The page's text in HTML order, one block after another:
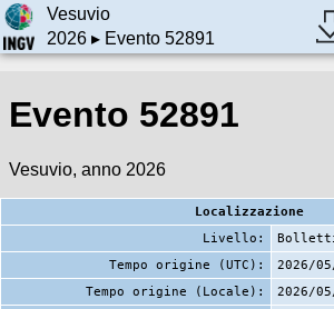
Vesuvio
2026▸ Evento 52891
Evento 52891
Vesuvio, anno 2026
Localizzazione
Livello:
Tempo origine (UTC):
2026/
Tempo origine (Locale):
2026/